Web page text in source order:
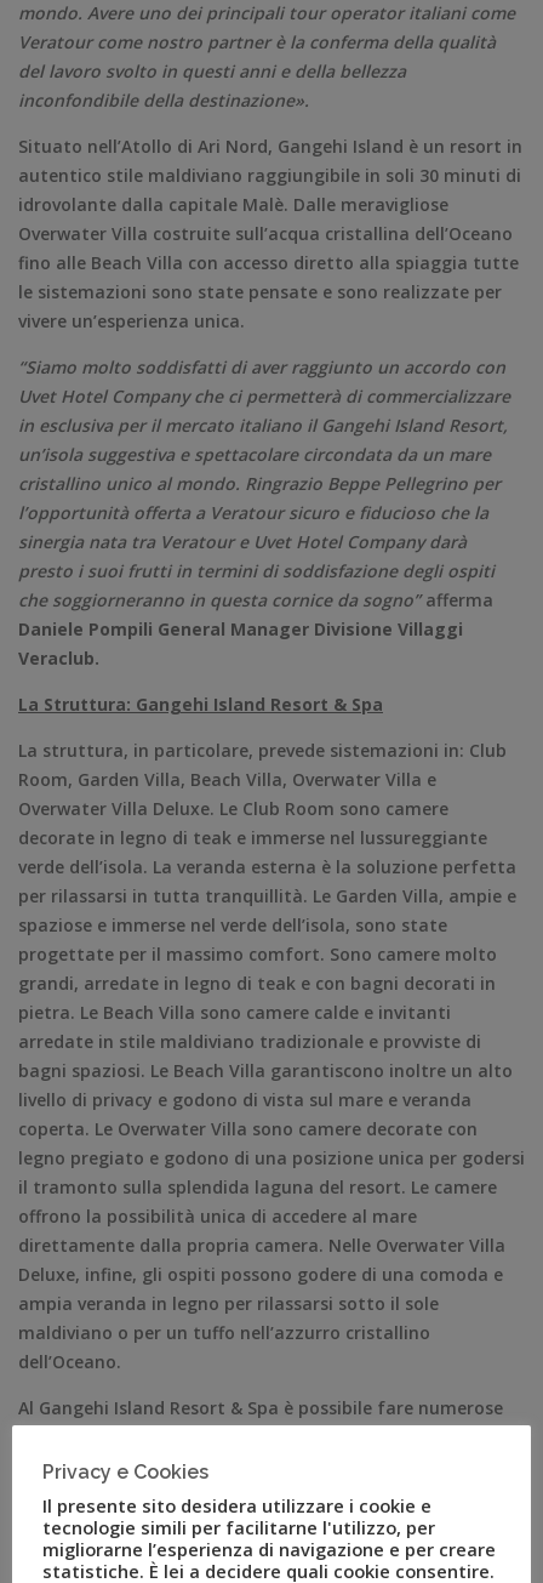
mondo. Avere uno dei principali tour operator italiani come
Veratour come nostro partner è la conferma della qualità
del lavoro svolto in questi anni e della bellezza
inconfondibile della destinazione».
Situato nell’Atollo di Ari Nord, Gangehi Island è un resort in
autentico stile maldiviano raggiungibile in soli 30 minuti di
idrovolante dalla capitale Malè. Dalle meravigliose
Overwater Villa costruite sull’acqua cristallina dell’Oceano
fino alle Beach Villa con accesso diretto alla spiaggia tutte
le sistemazioni sono state pensate e sono realizzate per
vivere un’esperienza unica.
“Siamo molto soddisfatti di aver raggiunto un accordo con
Uvet Hotel Company che ci permetterà di commercializzare
in esclusiva per il mercato italiano il Gangehi Island Resort,
un’isola suggestiva e spettacolare circondata da un mare
cristallino unico al mondo. Ringrazio Beppe Pellegrino per
l’opportunità offerta a Veratour sicuro e fiducioso che la
sinergia nata tra Veratour e Uvet Hotel Company darà
presto i suoi frutti in termini di soddisfazione degli ospiti
che soggiorneranno in questa cornice da sogno”afferma
Daniele Pompili General Manager Divisione Villaggi
Veraclub.
La Struttura: Gangehi Island Resort & Spa
La struttura, in particolare, prevede sistemazioni in: Club
Room, Garden Villa, Beach Villa, Overwater Villa e
Overwater Villa Deluxe. Le Club Room sono camere
decorate in legno di teak e immerse nel lussureggiante
verde dell’isola. La veranda esterna è la soluzione perfetta
per rilassarsi in tutta tranquillità. Le Garden Villa, ampie e
spaziose e immerse nel verde dell’isola, sono state
progettate per il massimo comfort. Sono camere molto
grandi, arredate in legno di teak e con bagni decorati in
pietra. Le Beach Villa sono camere calde e invitanti
arredate in stile maldiviano tradizionale e provviste di
bagni spaziosi. Le Beach Villa garantiscono inoltre un alto
livello di privacy e godono di vista sul mare e veranda
coperta. Le Overwater Villa sono camere decorate con
legno pregiato e godono di una posizione unica per godersi
il tramonto sulla splendida laguna del resort. Le camere
offrono la possibilità unica di accedere al mare
direttamente dalla propria camera. Nelle Overwater Villa
Deluxe, infine, gli ospiti possono godere di una comoda e
ampia veranda in legno per rilassarsi sotto il sole
maldiviano o per un tuffo nell’azzurro cristallino
dell’Oceano.
Al Gangehi Island Resort & Spa è possibile fare numerose
cristalline e scoprire la meravigliosa barriera corallina,
un’esperienza unica nel suo genere. Grazie alla sua
posizione strategica, il resort, infatti, dispone di un centro
diving e molti siti di immersione indimenticabili adatti sia
Privacy e Cookies
Il presente sito desidera utilizzare i cookie e
tecnologie simili per facilitarne l'utilizzo, per
migliorarne l’esperienza di navigazione e per creare
statistiche. È lei a decidere quali cookie consentire.